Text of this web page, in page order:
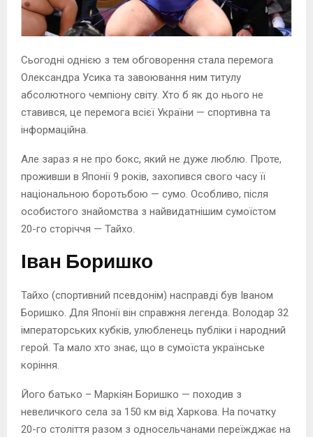
Сьогодні однією з тем обговорення стала перемога
Олександра Усика та завоювання ним титулу
абсолютного чемпіону світу. Хто б як до нього не
ставився, це перемога всієї України — спортивна та
інформаційна.
Але зараз я не про бокс, який не дуже люблю. Проте,
проживши в Японії 9 років, захопився свого часу її
національною боротьбою — сумо. Особливо, після
особистого знайомства з найвидатнішим сумоїстом
20-го сторіччя — Тайхо.
Іван Боришко
Тайхо (спортивний псевдонім) насправді був Іваном
Боришко. Для Японії він справжня легенда. Володар 32
імператорських кубків, улюбленець публіки і народний
герой. Та мало хто знає, що в сумоїста українське
коріння.
Його батько – Маркіян Боришко — походив з
невеличкого села за 150 км від Харкова. На початку
20-го століття разом з односельчанами переїжджає на